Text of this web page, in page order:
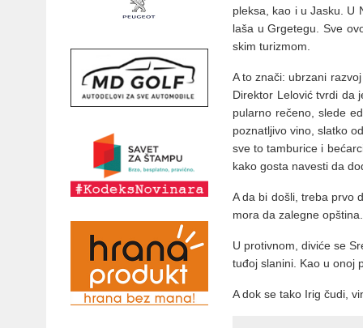
plek­sa, kao i u Ja­sku. U
la­ša u Gr­ge­te­gu. Sve
skim tu­ri­zmom.
A to zna­či: ubr­za­ni
Di­rek­tor Le­lo­vić tvr­di da
pu­lar­no re­če­no, sle­de
po­zna­tlji­vo vi­no, slat­ko
sve to tam­bu­ri­ce i
ka­ko go­sta na­ve­sti da
A da bi do­šli, tre­ba pr­vo
mo­ra da za­leg­ne op­šti­na.
U pro­tiv­nom, di­vi­će se
tu­đoj sla­ni­ni. Kao u onoj
A dok se ta­ko Irig ču­di,